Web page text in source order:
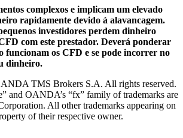
complexos e implicam um elevado
rapidamente devido à alavancagem.
investidores perdem dinheiro
com este prestador. Deverá ponderar
funcionam os CFD e se pode incorrer no
dinheiro.
TMS Brokers S.A. All rights reserved.
and OANDA’s “fx” family of trademarks are
All other trademarks appearing on
of their respective owner.